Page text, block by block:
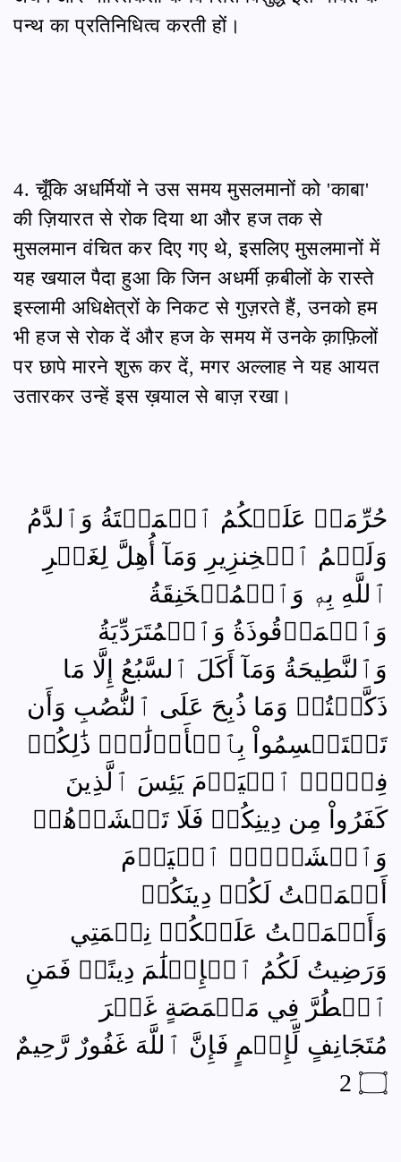
पन्थ का प्रतिनिधित्व करती हों।
4. चूँकि अधर्मियों ने उस समय मुसलमानों को 'काबा'
की ज़ियारत से रोक दिया था और हज तक से
मुसलमान वंचित कर दिए गए थे, इसलिए मुसलमानों में
यह खयाल पैदा हुआ कि जिन अधर्मी क़बीलों के रास्ते
इस्लामी अधिक्षेत्रों के निकट से गुज़रते हैं, उनको हम
भी हज से रोक दें और हज के समय में उनके क़ाफ़िलों
पर छापे मारने शुरू कर दें, मगर अल्लाह ने यह आयत
उतारकर उन्हें इस ख़याल से बाज़ रखा।
حُرِّمَتۡ عَلَيۡكُمُ ٱلۡمَيۡتَةُ وَٱلدَّمُ
وَلَحۡمُ ٱلۡخِنزِيرِ وَمَآ أُهِلَّ لِغَيۡرِ
ٱللَّهِ بِهٖ وَٱلۡمُنۡخَنِقَةُ
وَٱلۡمَوۡقُوذَةُ وَٱلۡمُتَرَدِّيَةُ
وَٱلنَّطِيحَةُ وَمَآ أَكَلَ ٱلسَّبُعُ إِلَّا مَا
ذَكَّيۡتُمۡ وَمَا ذُبِحَ عَلَى ٱلنُّصُبِ وَأَن
تَسۡتَقۡسِمُواْ بِٱلۡأَزۡلَٰمِۚ ذَٰلِكُمۡ
فِسۡقٌۗ ٱلۡيَوۡمَ يَئِسَ ٱلَّذِينَ
كَفَرُواْ مِن دِينِكُمۡ فَلَا تَخۡشَوۡهُمۡ
وَٱخۡشَوۡنِۚ ٱلۡيَوۡمَ
أَكۡمَلۡتُ لَكُمۡ دِينَكُمۡ
وَأَتۡمَمۡتُ عَلَيۡكُمۡ نِعۡمَتِي
وَرَضِيتُ لَكُمُ ٱلۡإِسۡلَٰمَ دِينًاۚ فَمَنِ
ٱضۡطُرَّ فِي مَخۡمَصَةٍ غَيۡرَ
مُتَجَانِفٍ لِّإِثۡمٍ فَإِنَّ ٱللَّهَ غَفُورٌ رَّحِيمٌ
۝ 2